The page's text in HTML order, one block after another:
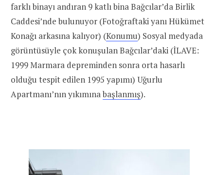
farklı binayı andıran 9 katlı bina Bağcılar’da Birlik
Caddesi’nde bulunuyor (Fotoğraftaki yanı Hükümet
Konağı arkasına kalıyor) (Konumu) Sosyal medyada
görüntüsüyle çok konuşulan Bağcılar’daki (İLAVE:
1999 Marmara depreminden sonra orta hasarlı
olduğu tespit edilen 1995 yapımı) Uğurlu
Apartmanı’nın yıkımınabaşlanmış).